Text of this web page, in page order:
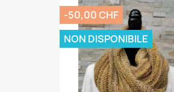
-50,00 CHF
NON DISPONIBILE